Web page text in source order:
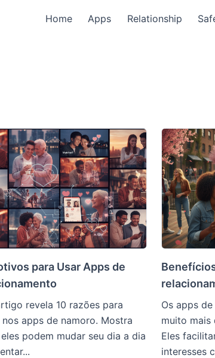
Home Apps Relationship
para Usar Apps de
revela 10 razões para
apps de namoro. Mostra
podem mudar seu dia a dia
Os apps
muito mais
Eles
interesses